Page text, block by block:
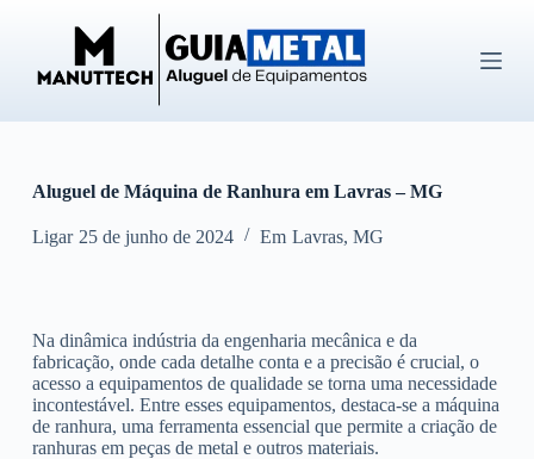
ú
d
o
Aluguel de Máquina de Ranhura em Lavras – MG
Ligar 25 de junho de 2024 Em Lavras, MG
Na dinâmica indústria da engenharia mecânica e da
fabricação, onde cada detalhe conta e a precisão é crucial, o
acesso a equipamentos de qualidade se torna uma necessidade
incontestável. Entre esses equipamentos, destaca-se a máquina
de ranhura, uma ferramenta essencial que permite a criação de
ranhuras em peças de metal e outros materiais.